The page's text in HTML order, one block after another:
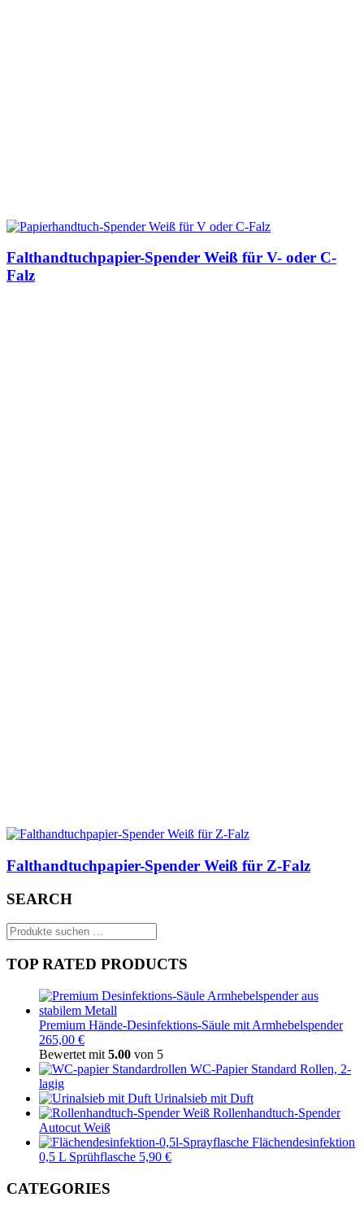
Falthandtuchpapier-Spender Weiß für V- oder C-
Falz
Falthandtuchpapier-Spender Weiß für Z-Falz
SEARCH
Suchen
nach:
TOP RATED PRODUCTS
Premium Hände-Desinfektions-Säule mit Armhebelspender
265,00 €
Bewertet mit 5.00 von 5
WC-Papier Standard Rollen, 2-
lagig
Urinalsieb mit Duft
Rollenhandtuch-Spender
Autocut Weiß
Flächendesinfektion
0,5 L Sprühflasche 5,90 €
CATEGORIES